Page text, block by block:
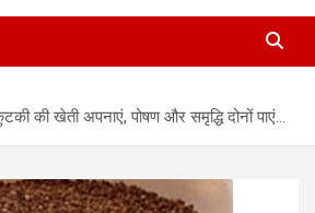
की खेती अपनाएं, पोषण और समृद्धि दोनों पाएं…